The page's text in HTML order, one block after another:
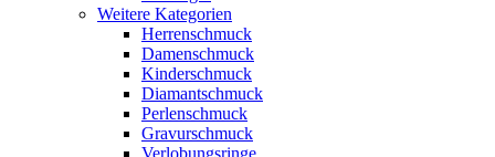
Weitere Kategorien
Herrenschmuck
Damenschmuck
Kinderschmuck
Diamantschmuck
Perlenschmuck
Gravurschmuck
Verlobungsringe